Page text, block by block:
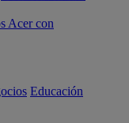
Acer con
Educación